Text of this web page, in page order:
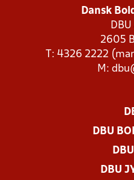
Dansk
DBU
2605
T: 4326 2222
M:
DBU
DBU